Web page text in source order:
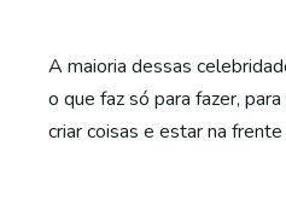
A maioria dessas
o que faz só para fazer,
criar coisas e estar na